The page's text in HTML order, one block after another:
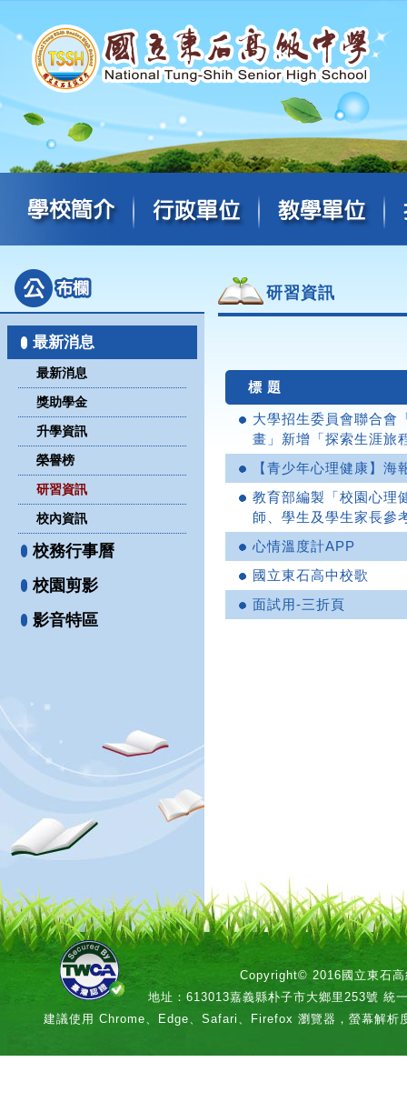
最新消息
最新消息
獎助學金
升學資訊
榮譽榜
研習資訊
校內資訊
校務行事曆
校園剪影
影音特區
研習資訊
標 題
大學招生委員會聯合會
畫」新增「探索生涯旅
【青少年心理健康】海
教育部編製「校園心理
師、學生及學生家長參
心情溫度計APP
國立東石高中校歌
面試用-三折頁
Copyright© 2016國立東石高
地址：613013嘉義縣朴子市大鄉里253號 統
建議使用 Chrome、Edge、Safari、Firefox 瀏覽器，螢幕解